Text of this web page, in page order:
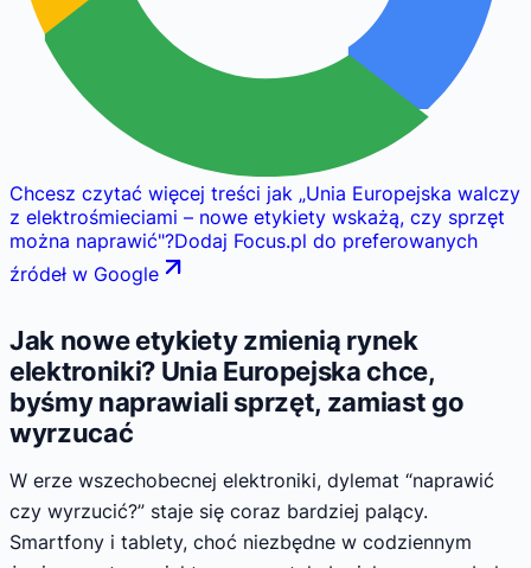
Chcesz czytać więcej treści jak „Unia Europejska walczy
z elektrośmieciami – nowe etykiety wskażą, czy sprzęt
można naprawić"?Dodaj Focus.pl do preferowanych
źródeł w Google
Jak nowe etykiety zmienią rynek
elektroniki? Unia Europejska chce,
byśmy naprawiali sprzęt, zamiast go
wyrzucać
W erze wszechobecnej elektroniki, dylemat “naprawić
czy wyrzucić?” staje się coraz bardziej palący.
Smartfony i tablety, choć niezbędne w codziennym